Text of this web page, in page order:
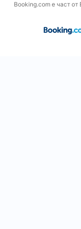
Booking.com е част